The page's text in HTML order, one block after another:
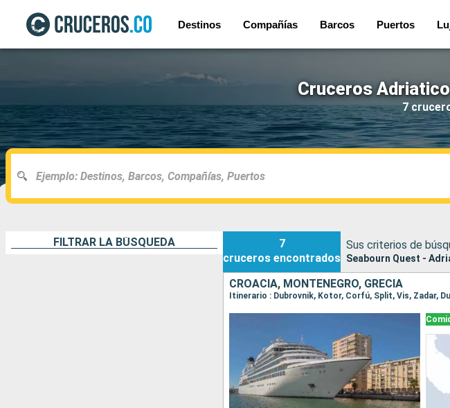
Destinos Compañías Barcos Puertos
Cruceros
7
FILTRAR LA BÚSQUEDA
7
cruceros encontrados
Sus criterios de
Seabourn Quest -
CROACIA, MONTENEGRO, GRECIA
Itinerario : Dubrovnik, Kotor, Corfú, Split, Vis, Zadar,